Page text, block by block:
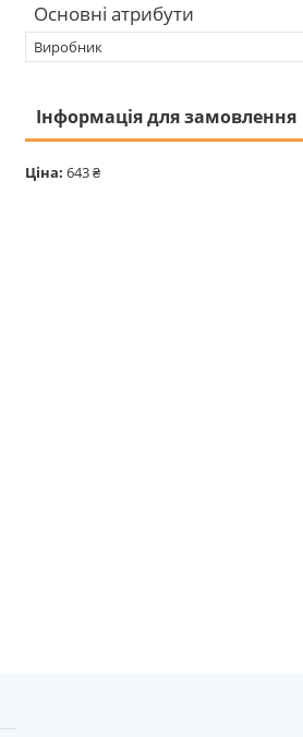
Основні атрибути
Виробник
Інформація для замовлення
Ціна: 643 ₴